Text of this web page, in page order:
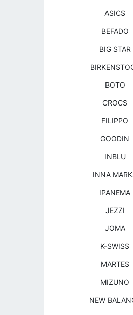
ASICS
BEFADO
BIG STAR
BOTO
CROCS
FILIPPO
GOODIN
INBLU
INNA
IPANEMA
JEZZI
JOMA
K-SWISS
MARTES
MIZUNO
NEW